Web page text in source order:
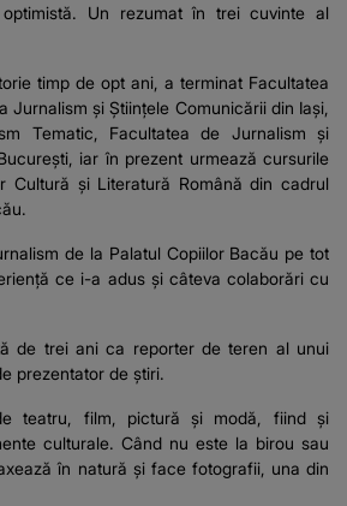
Un rezumat în trei cuvinte al
timp de opt ani, a terminat Facultatea
Jurnalism și Științele Comunicării din Iași,
Tematic, Facultatea de Jurnalism și
iar în prezent urmează cursurile
Cultură și Literatură Română din cadrul
de la Palatul Copiilor Bacău pe tot
ce i-a adus și câteva colaborări cu
de trei ani ca reporter de teren al unui
prezentator de știri.
teatru, film, pictură și modă, fiind și
culturale. Când nu este la birou sau
în natură și face fotografii, una din